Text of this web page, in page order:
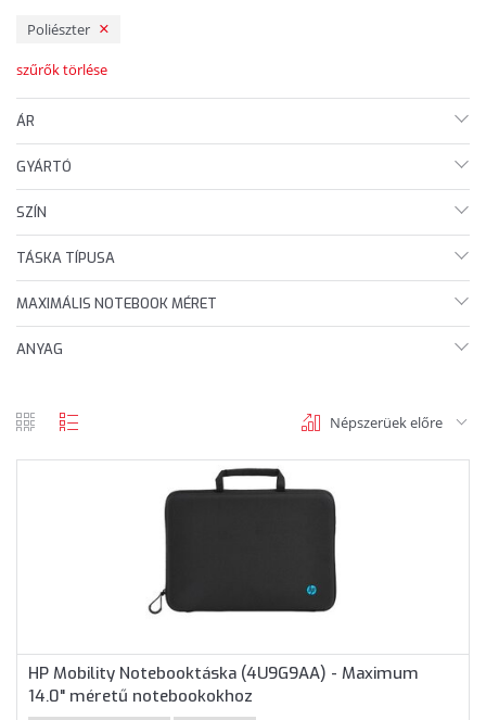
Poliészter
szűrők törlése
ÁR
GYÁRTÓ
SZÍN
TÁSKA TÍPUSA
MAXIMÁLIS NOTEBOOK MÉRET
ANYAG
Népszerüek előre
HP Mobility Notebooktáska (4U9G9AA) - Maximum
14.0" méretű notebookokhoz